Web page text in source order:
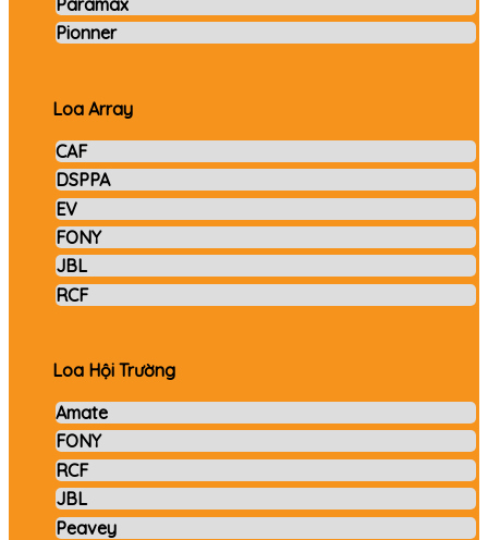
Paramax
Pionner
Loa Array
CAF
DSPPA
EV
FONY
JBL
RCF
Loa Hội Trường
Amate
FONY
RCF
JBL
Peavey